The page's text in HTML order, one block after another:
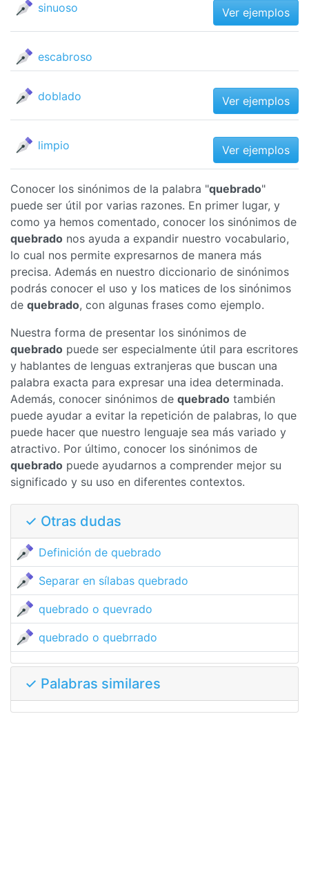
sinuoso Ver ejemplos
escabroso
doblado Ver ejemplos
limpio Ver ejemplos
Conocer los sinónimos de la palabra "quebrado"
puede ser útil por varias razones. En primer lugar, y
como ya hemos comentado, conocer los sinónimos de
quebrado nos ayuda a expandir nuestro vocabulario,
lo cual nos permite expresarnos de manera más
precisa. Además en nuestro diccionario de sinónimos
podrás conocer el uso y los matices de los sinónimos
de quebrado, con algunas frases como ejemplo.
Nuestra forma de presentar los sinónimos de
quebrado puede ser especialmente útil para escritores
y hablantes de lenguas extranjeras que buscan una
palabra exacta para expresar una idea determinada.
Además, conocer sinónimos de quebrado también
puede ayudar a evitar la repetición de palabras, lo que
puede hacer que nuestro lenguaje sea más variado y
atractivo. Por último, conocer los sinónimos de
quebrado puede ayudarnos a comprender mejor su
significado y su uso en diferentes contextos.
✓ Otras dudas
Definición de quebrado
Separar en sílabas quebrado
quebrado o quevrado
quebrado o quebrrado
✓ Palabras similares